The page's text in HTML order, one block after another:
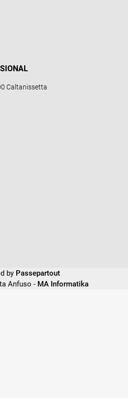
Caltanissetta
by Passepartout
Anfuso - MA Informatika